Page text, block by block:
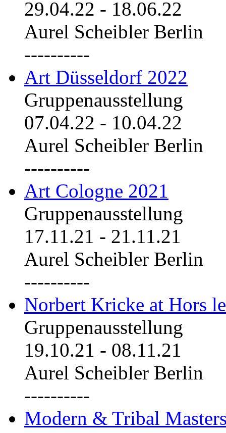
29.04.22 - 18.06.22
Aurel Scheibler Berlin
----------
Art Düsseldorf 2022
Gruppenausstellung
07.04.22 - 10.04.22
Aurel Scheibler Berlin
----------
Art Cologne 2021
Gruppenausstellung
17.11.21 - 21.11.21
Aurel Scheibler Berlin
----------
Norbert Kricke at Hors
Gruppenausstellung
19.10.21 - 08.11.21
Aurel Scheibler Berlin
----------
Modern & Tribal